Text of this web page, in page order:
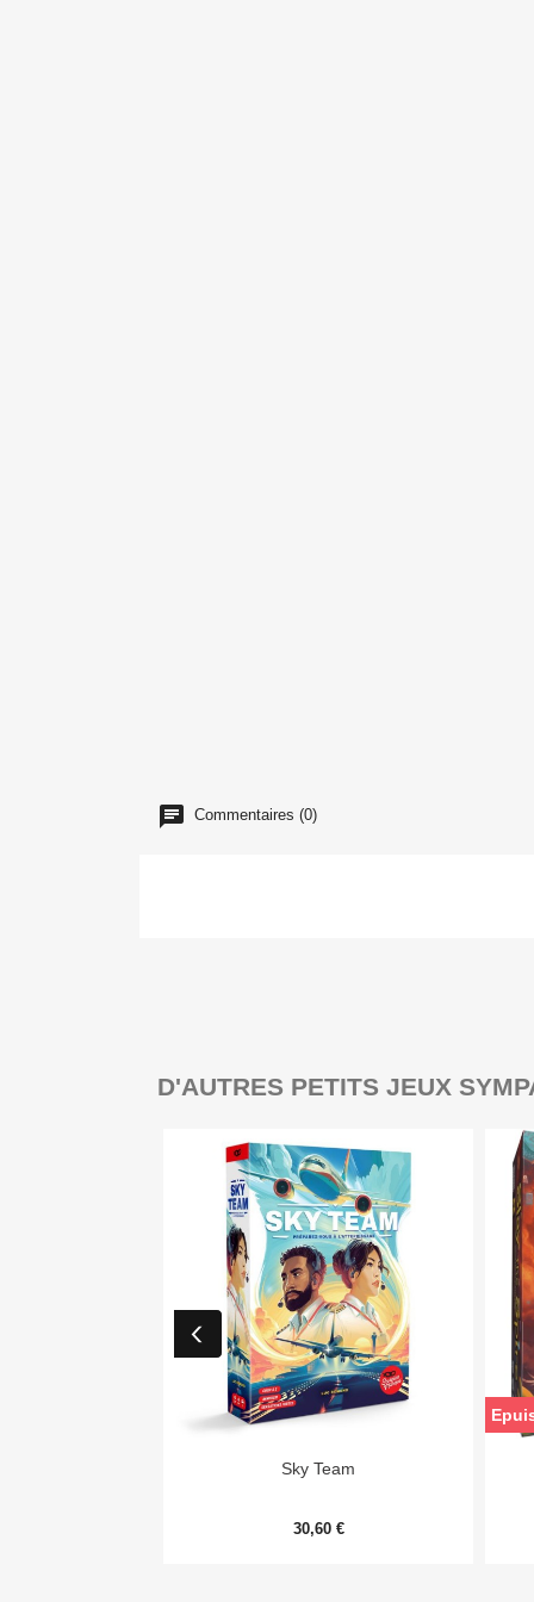
Commentaires (0)
D'AUTRES PETITS JEUX
Aperçu rapide
Sky Team
30,60 €